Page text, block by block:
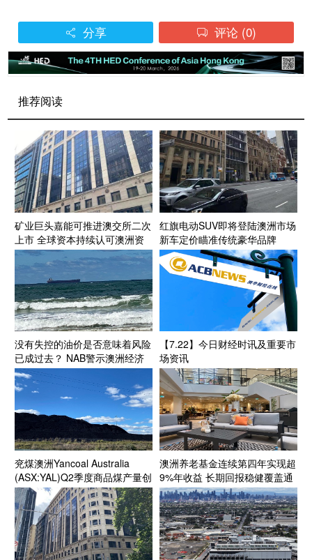
 分享  评论 (0)
推荐阅读
矿业巨头嘉能可推进澳交所二次
上市 全球资本持续认可澳洲资
源投资生态
红旗电动SUV即将登陆澳洲市场
新车定价瞄准传统豪华品牌
没有失控的油价是否意味着风险
已成过去？ NAB警示澳洲经济
面临“滚动式”能源成本压力
【7.22】今日财经时讯及重要市
场资讯
兖煤澳洲Yancoal Australia
(ASX:YAL)Q2季度商品煤产量创
新高 年产量预计达指导区间上
段 Kestrel煤矿收购获FIRB批准
收官在望
澳洲养老基金连续第四年实现超
9%年收益 长期回报稳健覆盖通
胀目标